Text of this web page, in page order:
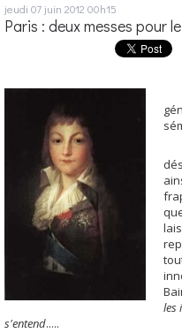
jeudi 07 juin 2012 00h15
Paris : deux messes pour
les
s'entend.....